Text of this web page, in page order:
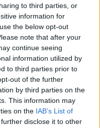
to third parties, or
information for
the below opt-out
note that after your
continue seeing
information utilized by
to third parties prior to
out of the further
by third parties on the
This information may
on the IAB’s List of
disclose it to other
rendszer
vezetője a
veszélyes bűnbakká